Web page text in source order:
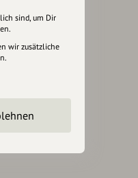
sind, um Dir
wir zusätzliche